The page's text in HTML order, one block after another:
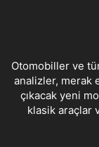
Otomobiller ve
analizler, merak
çıkacak yeni
klasik araçlar